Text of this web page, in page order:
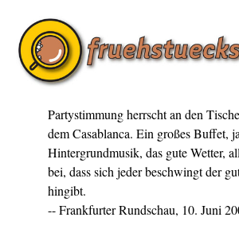
Partystimmung herrscht an den
dem Casablanca. Ein großes Buffet,
Hintergrundmusik, das gute Wetter,
bei, dass sich jeder beschwingt der
hingibt.
-- Frankfurter Rundschau, 10. Juni